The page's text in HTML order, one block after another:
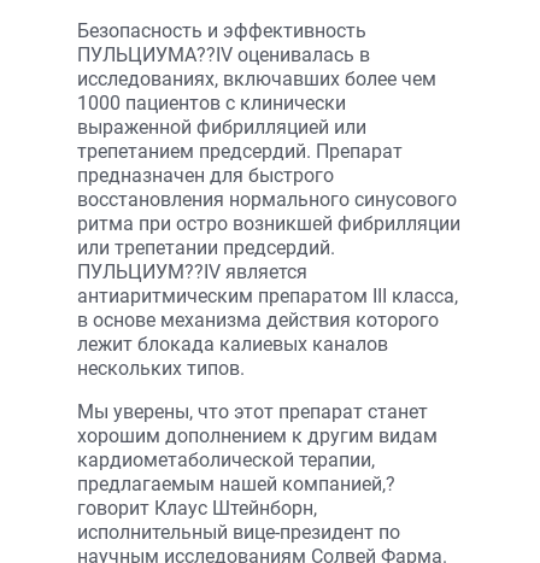
Безопасность и эффективность
ПУЛЬЦИУМА??IV оценивалась в
исследованиях, включавших более чем
1000 пациентов с клинически
выраженной фибрилляцией или
трепетанием предсердий. Препарат
предназначен для быстрого
восстановления нормального синусового
ритма при остро возникшей фибрилляции
или трепетании предсердий.
ПУЛЬЦИУМ??IV является
антиаритмическим препаратом III класса,
в основе механизма действия которого
лежит блокада калиевых каналов
нескольких типов.
Мы уверены, что этот препарат станет
хорошим дополнением к другим видам
кардиометаболической терапии,
предлагаемым нашей компанией,?
говорит Клаус Штейнборн,
исполнительный вице-президент по
научным исследованиям Солвей Фарма.